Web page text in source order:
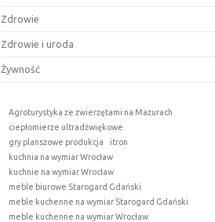
Zdrowie
Zdrowie i uroda
Żywność
Agroturystyka ze zwierzętami na Mazurach
ciepłomierze ultradźwiękowe
gry planszowe produkcja
itron
kuchnia na wymiar Wrocław
kuchnie na wymiar Wrocław
meble biurowe Starogard Gdański
meble kuchenne na wymiar Starogard Gdański
meble kuchenne na wymiar Wrocław